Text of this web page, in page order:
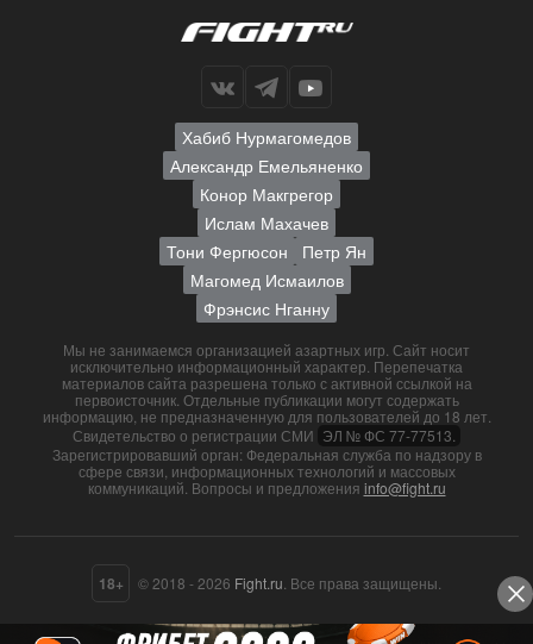
Хабиб Нурмагомедов
Александр Емельяненко
Конор Макгрегор
Ислам Махачев
Тони Фергюсон
Петр Ян
Магомед Исмаилов
Фрэнсис Нганну
Мы не занимаемся организацией азартных игр. Сайт носит
исключительно информационный характер. Перепечатка
материалов сайта разрешена только с активной ссылкой на
первоисточник. Отдельные публикации могут содержать
информацию, не предназначенную для пользователей до 18 лет.
Свидетельство о регистрации СМИ ЭЛ № ФС 77-77513.
Зарегистрировавший орган: Федеральная служба по надзору в
сфере связи, информационных технологий и массовых
коммуникаций. Вопросы и предложения info@fight.ru
18+ © 2018 - 2026 Fight.ru . Все права защищены.
О нас